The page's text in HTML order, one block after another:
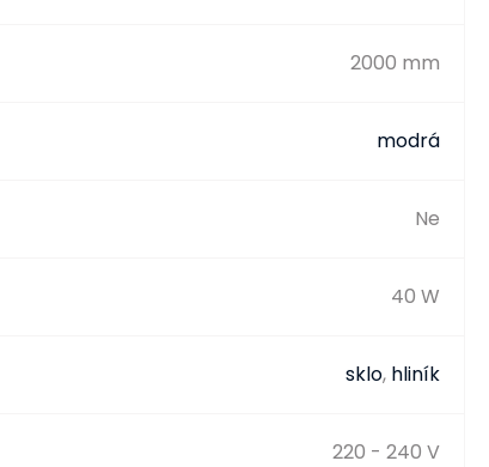
2000 mm
modrá
Ne
40 W
sklo, hliník
220 - 240 V